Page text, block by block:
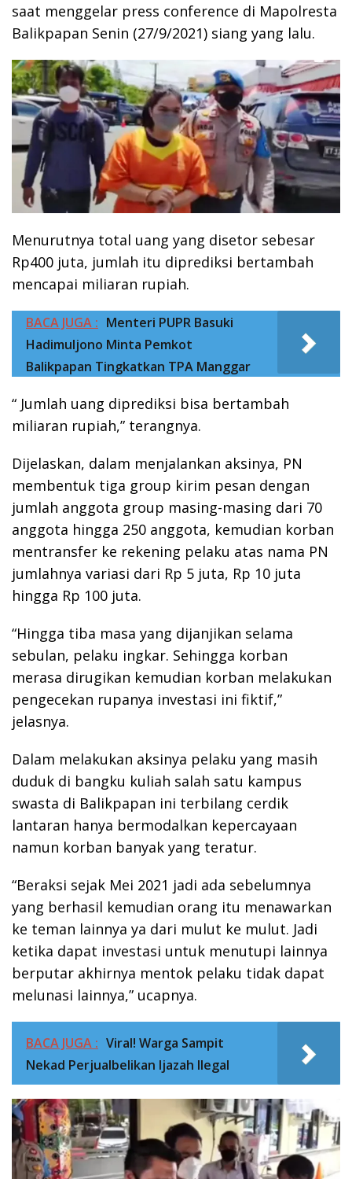
saat menggelar press conference di Mapolresta
Balikpapan Senin (27/9/2021) siang yang lalu.
Menurutnya total uang yang disetor sebesar
Rp400 juta, jumlah itu diprediksi bertambah
mencapai miliaran rupiah.
BACA JUGA : Menteri PUPR Basuki
Hadimuljono Minta Pemkot
Balikpapan Tingkatkan TPA Manggar
“ Jumlah uang diprediksi bisa bertambah
miliaran rupiah,” terangnya.
Dijelaskan, dalam menjalankan aksinya, PN
membentuk tiga group kirim pesan dengan
jumlah anggota group masing-masing dari 70
anggota hingga 250 anggota, kemudian korban
mentransfer ke rekening pelaku atas nama PN
jumlahnya variasi dari Rp 5 juta, Rp 10 juta
hingga Rp 100 juta.
“Hingga tiba masa yang dijanjikan selama
sebulan, pelaku ingkar. Sehingga korban
merasa dirugikan kemudian korban melakukan
pengecekan rupanya investasi ini fiktif,”
jelasnya.
Dalam melakukan aksinya pelaku yang masih
duduk di bangku kuliah salah satu kampus
swasta di Balikpapan ini terbilang cerdik
lantaran hanya bermodalkan kepercayaan
namun korban banyak yang teratur.
“Beraksi sejak Mei 2021 jadi ada sebelumnya
yang berhasil kemudian orang itu menawarkan
ke teman lainnya ya dari mulut ke mulut. Jadi
ketika dapat investasi untuk menutupi lainnya
berputar akhirnya mentok pelaku tidak dapat
melunasi lainnya,” ucapnya.
BACA JUGA : Viral! Warga Sampit
Nekad Perjualbelikan Ijazah Ilegal